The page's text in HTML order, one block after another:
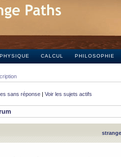
PHYSIQUE CALCUL PHILOSOPHIE
sans réponse | Voir les sujets actifs